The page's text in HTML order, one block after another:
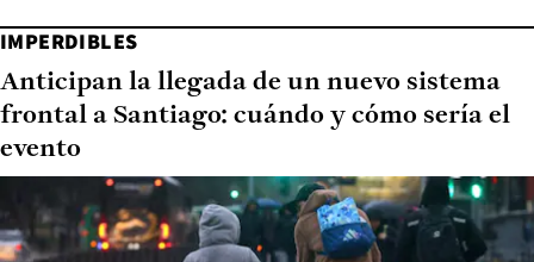
IMPERDIBLES
Anticipan la llegada de un nuevo sistema
frontal a Santiago: cuándo y cómo sería el
evento